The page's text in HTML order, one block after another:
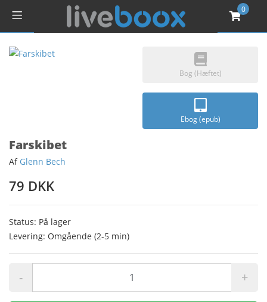
0
Bog (Hæftet)
Ebog (epub)
Farskibet
Af Glenn Bech
79 DKK
Status: På lager
Levering: Omgående (2-5 min)
- +